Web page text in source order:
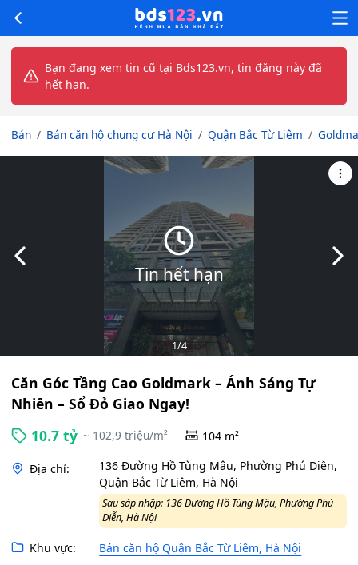
Bạn đang xem tin cũ tại Bds123.vn, tin đăng này đã
hết hạn.
Bán Bán căn hộ chung cư Hà Nội Quận Bắc Từ Liêm
Tin hết hạn
Slide trước
1/4
Căn Góc Tầng Cao Goldmark – Ánh Sáng Tự
Nhiên – Sổ Đỏ Giao Ngay!
10.7 tỷ ~ 102,9 triệu/m² 104 m²
Địa chỉ:
136 Đường Hồ Tùng Mậu, Phường Phú Diễn,
Quận Bắc Từ Liêm, Hà Nội
Sau sáp nhập: 136 Đường Hồ Tùng Mậu, Phường Phú
Diễn, Hà Nội
Khu vực:
Bán căn hộ Quận Bắc Từ Liêm, Hà Nội